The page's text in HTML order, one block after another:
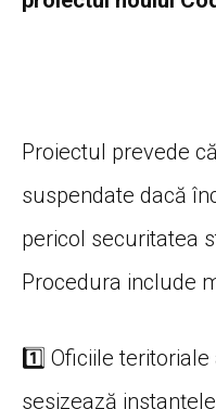
Proiectul prevede
suspendate dacă
pericol securitatea
Procedura include
1️⃣ Oficiile
sesizează